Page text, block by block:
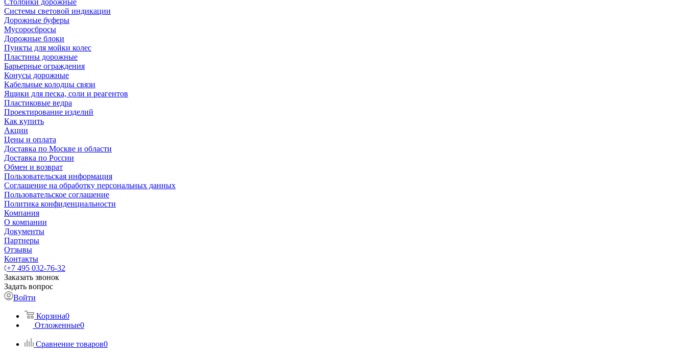
Столбики дорожные
Системы световой индикации
Дорожные буферы
Мусоросбросы
Дорожные блоки
Пункты для мойки колес
Пластины дорожные
Барьерные ограждения
Конусы дорожные
Кабельные колодцы связи
Ящики для песка, соли и реагентов
Пластиковые ведра
Проектирование изделий
Как купить
Акции
Цены и оплата
Доставка по Москве и области
Доставка по России
Обмен и возврат
Пользовательская информация
Соглашение на обработку персональных данных
Пользовательское соглашение
Политика конфиденциальности
Компания
О компании
Документы
Партнеры
Отзывы
Контакты
+7 495 032-76-32
Заказать звонок
Задать вопрос
Войти
Корзина0
Отложенные0
Сравнение товаров0